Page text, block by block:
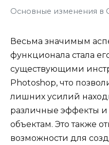
Основные изменения в
Весьма значимым
функционала стала
существующими
Photoshop, что
лишних усилий
различные эффекты
объектам. Это также
возможности для